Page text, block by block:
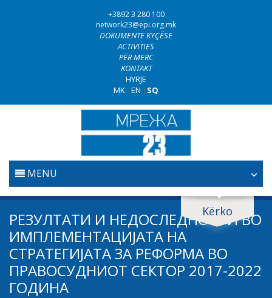
+3892 3 280 100
network23@epi.org.mk
DOKUMENTE KYÇËSE
ACTIVITIES
PËR MERC
KONTAKT
HYRJE
MK |EN | SQ
MENU
FILLESTARE
GJYQËSORI
LUFTA KUNDËR KORRUPSIONIT
TË DREJTA THEMELORE
Kërko
Kërko dokumente
Kërko
Fushë / lëmi
РЕЗУЛТАТИ И НЕДОСЛЕДНОСТИ ВО
ИМПЛЕМЕНТАЦИЈАТА НА
СТРАТЕГИЈАТА ЗА РЕФОРМА ВО
ПРАВОСУДНИОТ СЕКТОР 2017-2022
ГОДИНА